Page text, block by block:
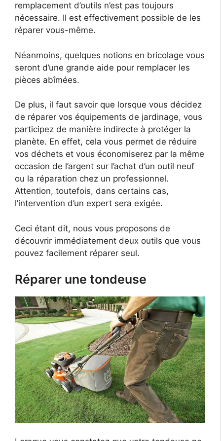
remplacement d’outils n’est pas toujours
nécessaire. Il est effectivement possible de les
réparer vous-même.
Néanmoins, quelques notions en bricolage vous
seront d’une grande aide pour remplacer les
pièces abîmées.
De plus, il faut savoir que lorsque vous décidez
de réparer vos équipements de jardinage, vous
participez de manière indirecte à protéger la
planète. En effet, cela vous permet de réduire
vos déchets et vous économiserez par la même
occasion de l’argent sur l’achat d’un outil neuf
ou la réparation chez un professionnel.
Attention, toutefois, dans certains cas,
l’intervention d’un expert sera exigée.
Ceci étant dit, nous vous proposons de
découvrir immédiatement deux outils que vous
pouvez facilement réparer seul.
Réparer une tondeuse